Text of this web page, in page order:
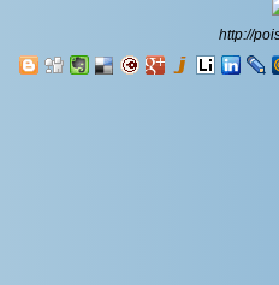
http://